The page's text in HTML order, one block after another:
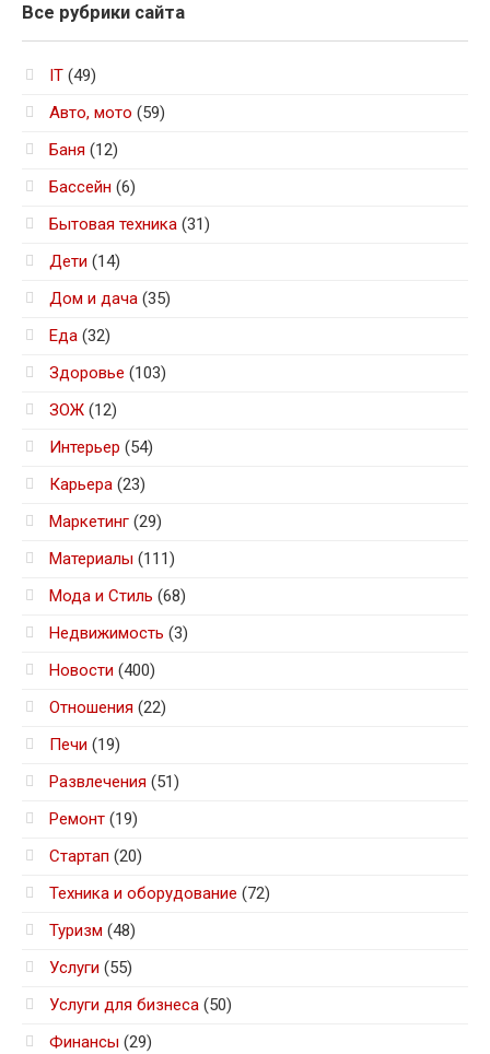
Все рубрики сайта
IT (49)
Авто, мото (59)
Баня (12)
Бассейн (6)
Бытовая техника (31)
Дети (14)
Дом и дача (35)
Еда (32)
Здоровье (103)
ЗОЖ (12)
Интерьер (54)
Карьера (23)
Маркетинг (29)
Материалы (111)
Мода и Стиль (68)
Недвижимость (3)
Новости (400)
Отношения (22)
Печи (19)
Развлечения (51)
Ремонт (19)
Стартап (20)
Техника и оборудование (72)
Туризм (48)
Услуги (55)
Услуги для бизнеса (50)
Финансы (29)